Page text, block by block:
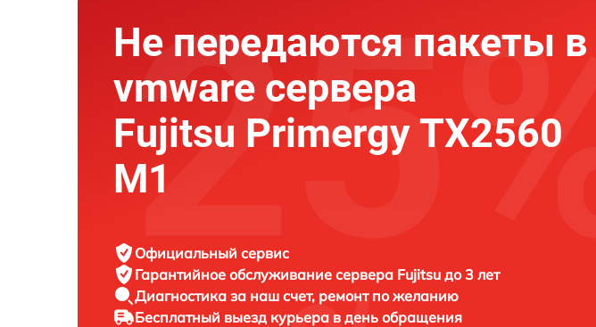
Не передаются пакеты в
vmware сервера
Fujitsu Primergy TX2560
M1
Официальный сервис
Гарантийное обслуживание сервера Fujitsu до 3 лет
Диагностика за наш счет, ремонт по желанию
Бесплатный выезд курьера в день обращения